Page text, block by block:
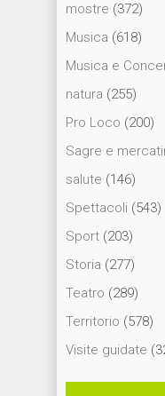
mostre (372)
Musica (618)
Musica e
natura (255)
Pro Loco (200)
Sagre e
salute (146)
Spettacoli (543)
Sport (203)
Storia (277)
Teatro (289)
Territorio (578)
Visite guidate